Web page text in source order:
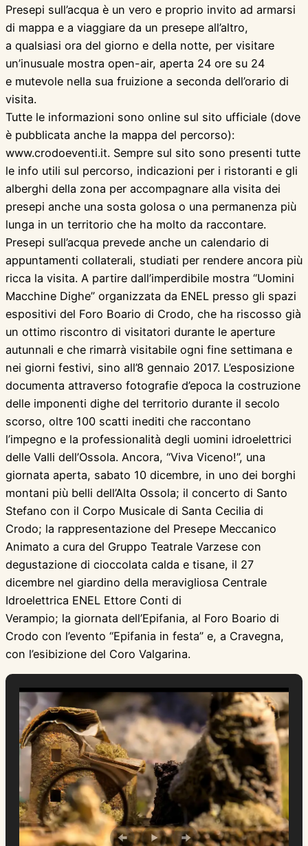
Presepi sull’acqua è un vero e proprio invito ad armarsi
di mappa e a viaggiare da un presepe all’altro,
a qualsiasi ora del giorno e della notte, per visitare
un’inusuale mostra open-air, aperta 24 ore su 24
e mutevole nella sua fruizione a seconda dell’orario di
visita.
Tutte le informazioni sono online sul sito ufficiale (dove
è pubblicata anche la mappa del percorso):
www.crodoeventi.it. Sempre sul sito sono presenti tutte
le info utili sul percorso, indicazioni per i ristoranti e gli
alberghi della zona per accompagnare alla visita dei
presepi anche una sosta golosa o una permanenza più
lunga in un territorio che ha molto da raccontare.
Presepi sull’acqua prevede anche un calendario di
appuntamenti collaterali, studiati per rendere ancora più
ricca la visita. A partire dall’imperdibile mostra “Uomini
Macchine Dighe” organizzata da ENEL presso gli spazi
espositivi del Foro Boario di Crodo, che ha riscosso già
un ottimo riscontro di visitatori durante le aperture
autunnali e che rimarrà visitabile ogni fine settimana e
nei giorni festivi, sino all’8 gennaio 2017. L’esposizione
documenta attraverso fotografie d’epoca la costruzione
delle imponenti dighe del territorio durante il secolo
scorso, oltre 100 scatti inediti che raccontano
l’impegno e la professionalità degli uomini idroelettrici
delle Valli dell’Ossola. Ancora, “Viva Viceno!”, una
giornata aperta, sabato 10 dicembre, in uno dei borghi
montani più belli dell’Alta Ossola; il concerto di Santo
Stefano con il Corpo Musicale di Santa Cecilia di
Crodo; la rappresentazione del Presepe Meccanico
Animato a cura del Gruppo Teatrale Varzese con
degustazione di cioccolata calda e tisane, il 27
dicembre nel giardino della meravigliosa Centrale
Idroelettrica ENEL Ettore Conti di
Verampio; la giornata dell’Epifania, al Foro Boario di
Crodo con l’evento “Epifania in festa” e, a Cravegna,
con l’esibizione del Coro Valgarina.